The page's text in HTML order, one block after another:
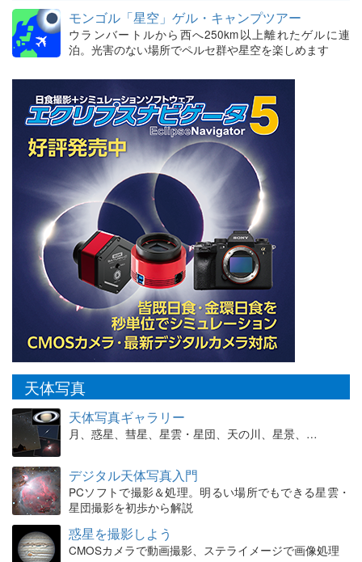
モンゴル「星空」ゲル・キャンプツアー
ウランバートルから西へ250km以上離れたゲルに連
泊。光害のない場所でペルセ群や星空を楽しめます
天体写真
天体写真ギャラリー
月、惑星、彗星、星雲・星団、天の川、星景、…
デジタル天体写真入門
PCソフトで撮影＆処理。明るい場所でもできる星雲・
星団撮影を初歩から解説
惑星を撮影しよう
CMOSカメラで動画撮影、ステライメージで画像処理